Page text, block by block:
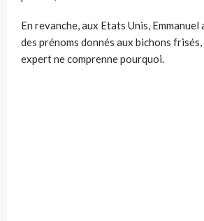
En revanche, aux Etats Unis,
des prénoms donnés aux bichons frisés,
expert ne comprenne pourquoi.